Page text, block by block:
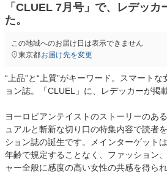
「CLUEL 7月号」で、レデッカ
た。
この地域へのお届け日は表示できません
東京都お届け先を変更
“上品”と“上質”がキーワード。スマート
ョン誌。「CLUEL」に、レデッカーが掲
ヨーロピアンテイストのストーリーのあ
ュアルと斬新な切り口の特集内容で読者
ション誌の誕生です。メインターゲット
年齢で規定することなく、ファッション
ャー全般に感度の高い女性の共感を得ら